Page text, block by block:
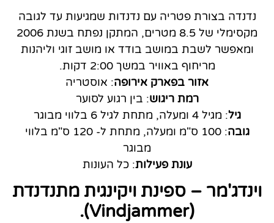
נדנדה בצורת פטריה עם נדנדות שמגיעות עד לגובה
מקסימלי של 8.5 מטרים, המתקן נפתח בשנת 2006
ומאפשר לשבת במושב בודד או מושב זוגי וליהנות
מריחוף באוויר במשך 2:00 דקות.
אזור בפארק אירופה: אוסטריה
רמת ריגוש: בין רגוע לסוער
גיל: מגיל 4 ומעלה, מתחת לגיל 6 בלווי מבוגר
גובה
: 100 ס"מ ומעלה, מתחת ל- 120 ס"מ בלווי
מבוגר
עונת פעילות: כל העונות
וינדג'מר – ספינת ויקינגית מתנדנדת
(Vindjammer).